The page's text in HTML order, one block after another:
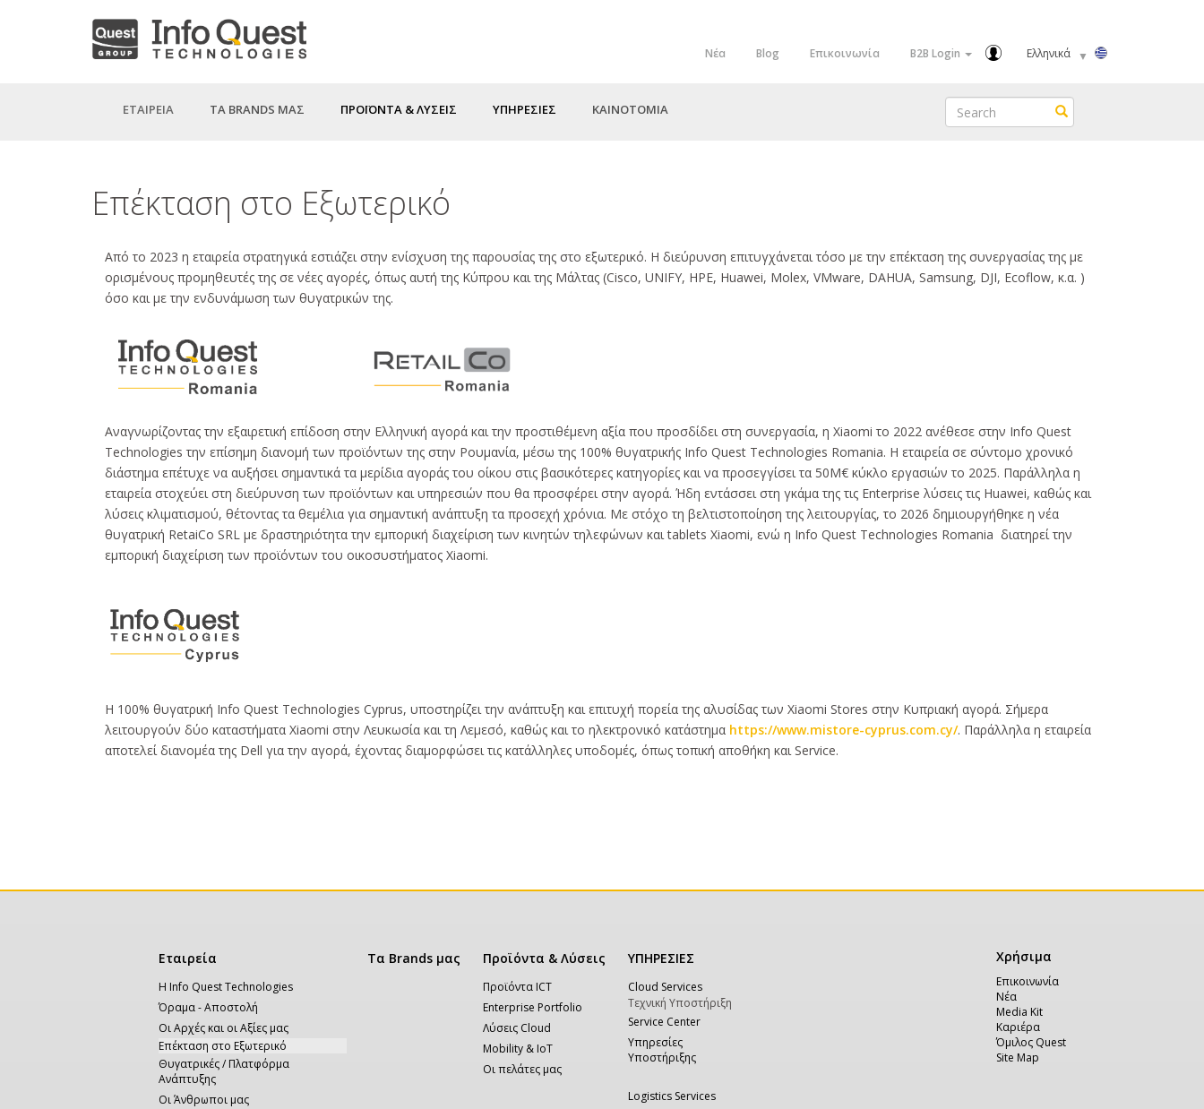
Νέα Blog Επικοινωνία B2B Login
Select
language
ΕΤΑΙΡΕΙΑ ΤΑ BRANDS ΜΑΣ ΠΡΟΪΟΝΤΑ & ΛΥΣΕΙΣ ΥΠΗΡΕΣΙΕΣ ΚΑΙΝΟΤΟΜΙΑ Search Search
Επέκταση στο Εξωτερικό
Από το 2023 η εταιρεία στρατηγικά εστιάζει στην ενίσχυση της παρουσίας της στο εξωτερικό. Η διεύρυνση επιτυγχάνεται τόσο με την επέκταση της συνεργασίας της με
ορισμένους προμηθευτές της σε νέες αγορές, όπως αυτή της Κύπρου και της Μάλτας (Cisco, UNIFY, HPE, Huawei, Molex, VMware, DAHUA, Samsung, DJI, Ecoflow, κ.α. )
όσο και με την ενδυνάμωση των θυγατρικών της.
Αναγνωρίζοντας την εξαιρετική επίδοση στην Ελληνική αγορά και την προστιθέμενη αξία που προσδίδει στη συνεργασία, η Xiaomi το 2022 ανέθεσε στην Info Quest
Technologies την επίσημη διανομή των προϊόντων της στην Ρουμανία, μέσω της 100% θυγατρικής Info Quest Technologies Romania. Η εταιρεία σε σύντομο χρονικό
διάστημα επέτυχε να αυξήσει σημαντικά τα μερίδια αγοράς του οίκου στις βασικότερες κατηγορίες και να προσεγγίσει τα 50Μ€ κύκλο εργασιών το 2025. Παράλληλα η
εταιρεία στοχεύει στη διεύρυνση των προϊόντων και υπηρεσιών που θα προσφέρει στην αγορά. Ήδη εντάσσει στη γκάμα της τις Enterprise λύσεις τις Huawei, καθώς και
λύσεις κλιματισμού, θέτοντας τα θεμέλια για σημαντική ανάπτυξη τα προσεχή χρόνια. Με στόχο τη βελτιστοποίηση της λειτουργίας, το 2026 δημιουργήθηκε η νέα
θυγατρική RetaiCo SRL με δραστηριότητα την εμπορική διαχείριση των κινητών τηλεφώνων και tablets Xiaomi, ενώ η Info Quest Technologies Romania διατηρεί την
εμπορική διαχείριση των προϊόντων του οικοσυστήματος Xiaomi.
H 100% θυγατρική Info Quest Technologies Cyprus, υποστηρίζει την ανάπτυξη και επιτυχή πορεία της αλυσίδας των Xiaomi Stores στην Κυπριακή αγορά. Σήμερα
λειτουργούν δύο καταστήματα Xiaomi στην Λευκωσία και τη Λεμεσό, καθώς και το ηλεκτρονικό κατάστημα https://www.mistore-cyprus.com.cy/. Παράλληλα η εταιρεία
αποτελεί διανομέα της Dell για την αγορά, έχοντας διαμορφώσει τις κατάλληλες υποδομές, όπως τοπική αποθήκη και Service.
Κεντρική
πλοήγηση
Εταιρεία
Η Info Quest Technologies
Όραμα - Αποστολή
Οι Αρχές και οι Αξίες μας
Επέκταση στο Εξωτερικό
Θυγατρικές / Πλατφόρμα
Ανάπτυξης
Οι Άνθρωποι μας
Τα Brands μας Προϊόντα & Λύσεις
Προϊόντα ICT
Enterprise Portfolio
Λύσεις Cloud
Mobility & IoT
Οι πελάτες μας
ΥΠΗΡΕΣΙΕΣ
Cloud Services
Τεχνική Υποστήριξη
Service Center
Υπηρεσίες
Υποστήριξης
Logistics Services
Χρήσιμα
Χρήσιμα
Επικοινωνία
Νέα
Media Kit
Καριέρα
Όμιλος Quest
Site Map